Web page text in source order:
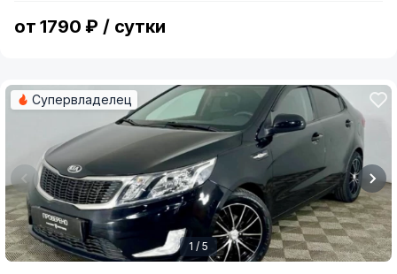
от 1790 ₽ / сутки
Супервладелец
1 / 5